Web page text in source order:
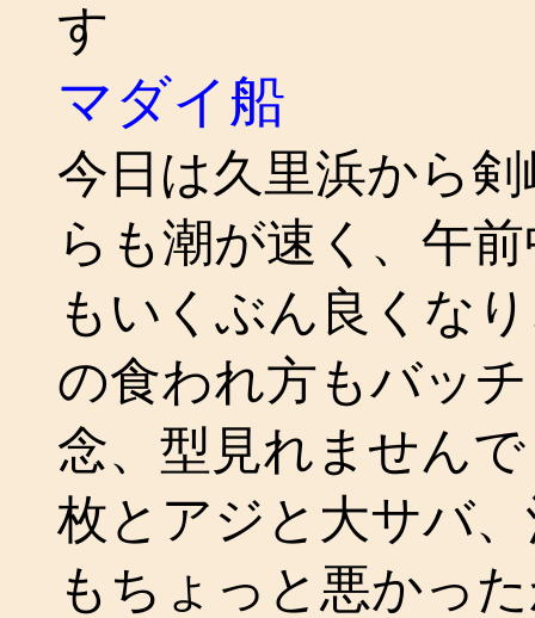
す
マダイ船
今日は久里浜から
らも潮が速く、午
もいくぶん良くな
の食われ方もバッ
念、型見れません
枚とアジと大サバ
もちょっと悪かっ